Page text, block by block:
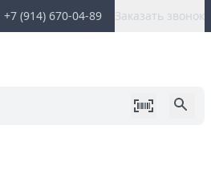
+7 (914) 670-04-89 Заказать звонок